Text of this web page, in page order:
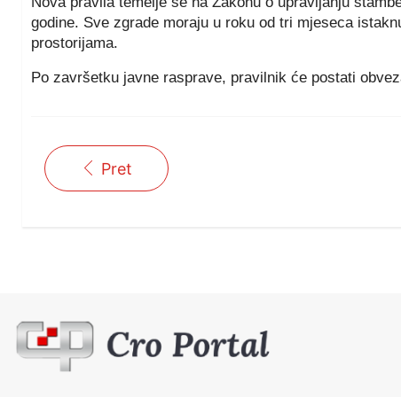
godine. Sve zgrade moraju u roku od tri mjeseca
prostorijama.
Po završetku javne rasprave, pravilnik će postati
Pret